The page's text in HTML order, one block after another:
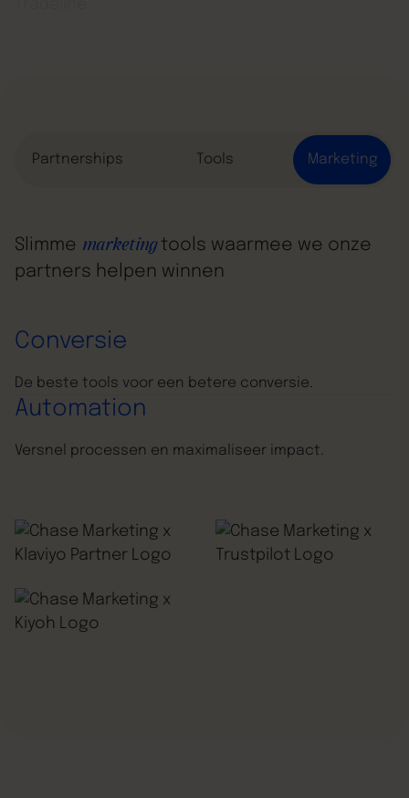
Partnerships Tools Marketing
Slimme marketingtools waarmee we onze
partners helpen winnen
Conversie
De beste tools voor een betere conversie.
Automation
Versnel processen en maximaliseer impact.